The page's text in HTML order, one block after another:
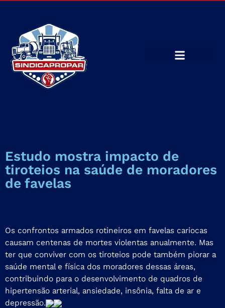
Estudo mostra impacto de
tiroteios na saúde de moradores
de favelas
Os confrontos armados rotineiros em favelas cariocas
causam centenas de mortes violentas anualmente. Mas
ter que conviver com os tiroteios pode também piorar a
saúde mental e física dos moradores dessas áreas,
contribuindo para o desenvolvimento de quadros de
hipertensão arterial, ansiedade, insônia, falta de ar e
depressão.